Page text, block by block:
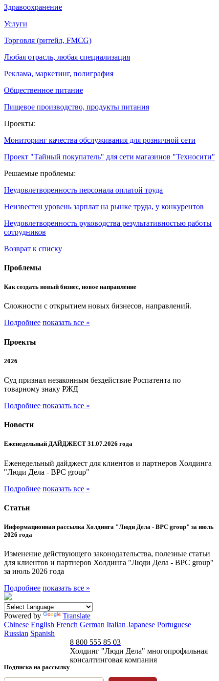
Здравоохранение
Услуги
Торговля (ритейл, FMCG)
Любая отрасль, любая специализация
Реклама, маркетинг, полиграфия
Общественное питание
Пищевое производство, продукты питания
Проекты:
Мониторинг качества обслуживания для розничной сети
Проект "Тайный покупатель" для сети магазинов "Техносити"
Решаемые проблемы:
Неудовлетворенность персонала оплатой труда
Неизвестен уровень зарплат на рынке труда, у конкурентов
Неудовлетворенность руководства результативностью работы
сотрудников
Возврат к списку
Проблемы
Как создать новый бизнес, новое направление
Сложности с открытием новых бизнесов, направлений.
Подробнее показать все »
Проекты
2026
Суд признал незаконным бездействие Роспатента по
товарному знаку РЖД
Подробнее показать все »
Новости
Еженедельный ДАЙДЖЕСТ 31.07.2026 года
Еженедельный дайджест для клиентов и партнеров Холдинга
"Люди Дела - BPC group"
Подробнее показать все »
Статьи
Информационная рассылка Холдинга "Люди Дела - BPC group" за июль
2026 года
Изменение действующего законодательства, полезные статьи
для клиентов и партнеров Холдинга "Люди Дела - BPC group"
за июль 2026 года
Подробнее показать все »
Powered by
Translate
Chinese English French German Italian Japanese Portuguese
Russian Spanish
Подписка на рассылку
8 800 555 85 03
Холдинг "Люди Дела" многопрофильная
консалтинговая компания